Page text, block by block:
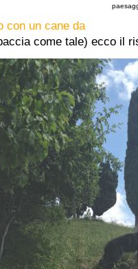
con un cane da
come tale) ecco il